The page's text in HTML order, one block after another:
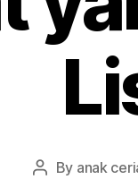
Post
By anak